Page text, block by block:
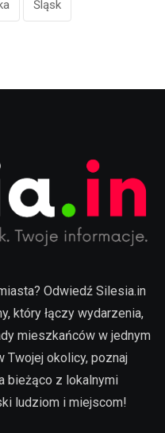
Śląsk
Odwiedź Silesia.in
który łączy wydarzenia,
mieszkańców w jednym
Twojej okolicy, poznaj
bieżąco z lokalnymi
ludziom i miejscom!